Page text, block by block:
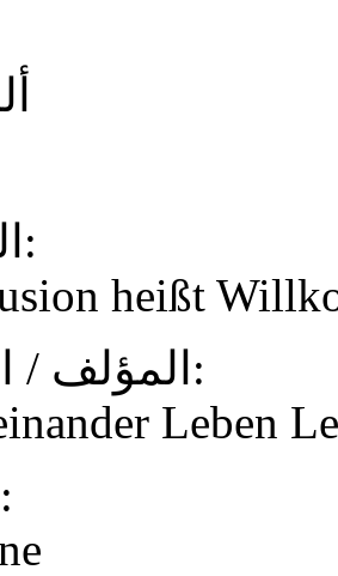
التعريف:
heißt
المؤلف / المؤلفة:
Leben
الطراز: